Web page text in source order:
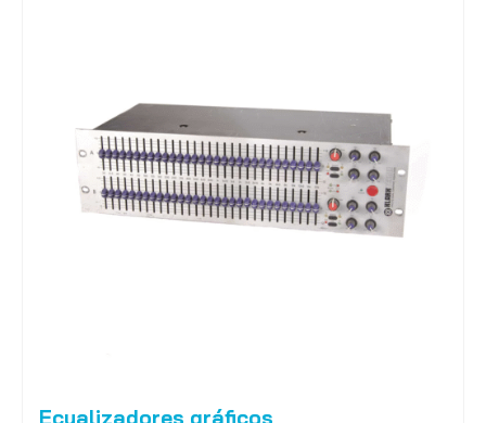
Ecualizadores gráficos